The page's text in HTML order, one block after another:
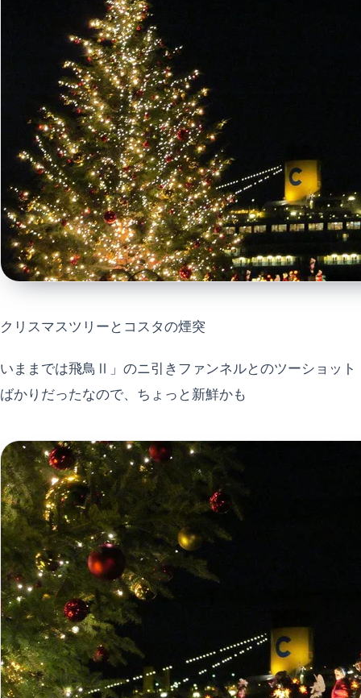
クリスマスツリーとコスタの煙突
いままでは飛鳥Ⅱ」のニ引きファンネルとのツーショット
ばかりだったなので、ちょっと新鮮かも